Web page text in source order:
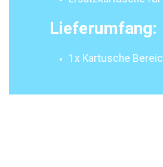
Lieferumfang:
1x Kartusche